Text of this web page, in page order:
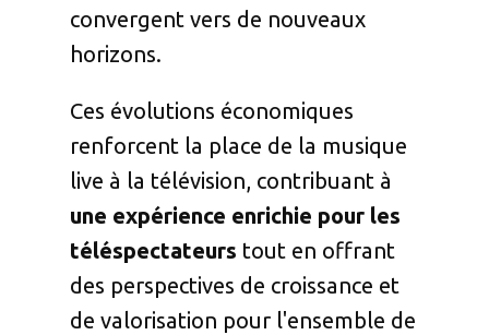
convergent vers de nouveaux
horizons.
Ces évolutions économiques
renforcent la place de la musique
live à la télévision, contribuant à
une expérience enrichie pour les
téléspectateurs tout en offrant
des perspectives de croissance et
de valorisation pour l'ensemble de